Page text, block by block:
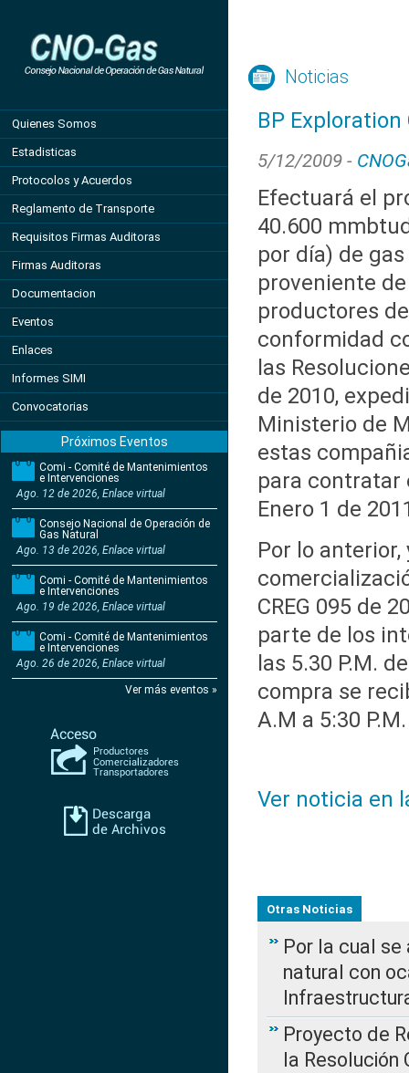
Quienes Somos
Estadisticas
Protocolos y Acuerdos
Reglamento de Transporte
Requisitos Firmas Auditoras
Firmas Auditoras
Documentacion
Eventos
Enlaces
Informes SIMI
Convocatorias
Próximos Eventos
Comi - Comité de Mantenimientos
e Intervenciones
Ago. 12 de 2026, Enlace virtual
Consejo Nacional de Operación de
Gas Natural
Ago. 13 de 2026, Enlace virtual
Comi - Comité de Mantenimientos
e Intervenciones
Ago. 19 de 2026, Enlace virtual
Comi - Comité de Mantenimientos
e Intervenciones
Ago. 26 de 2026, Enlace virtual
Ver más eventos »
Noticias
BP
5/12/2009 -
Efectuará el
40.600
por día) de
proveniente
productores
conformidad
las
de 2010,
Ministerio de
estas
para contratar
Enero 1 de
Por lo
CREG 095 de
parte de los
las 5.30 P.M.
compra se
A.M a 5:30 P.M.
Ver noticia en
Otras Noticias
Por la cual
natural con
Proyecto de
la Resolución